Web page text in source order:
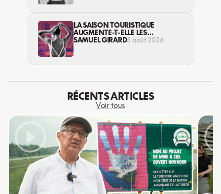
LA SAISON TOURISTIQUE
AUGMENTE-T-ELLE LES
VIOLENCES CONTRE LES
SAMUEL GIRARD5 août 2026
RÉCENTS ARTICLES
Voir tous